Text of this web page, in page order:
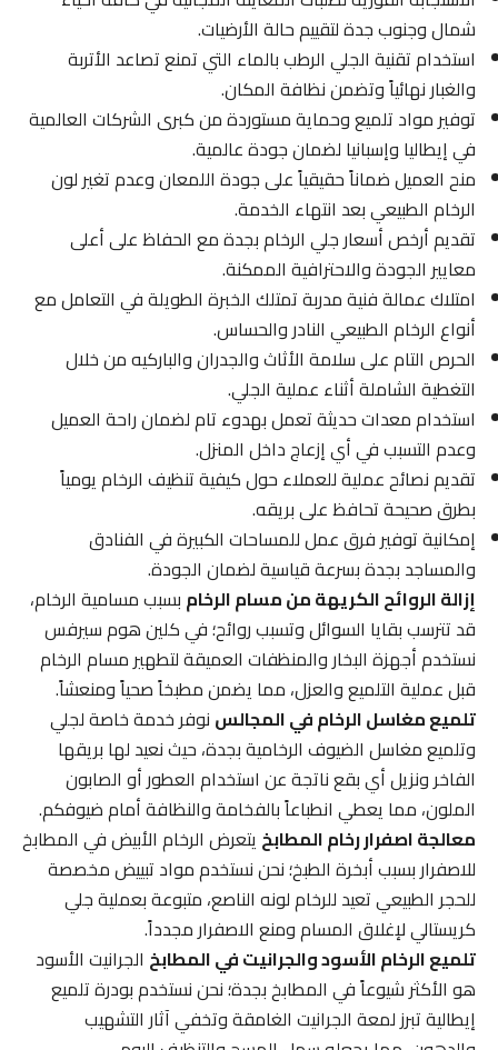
شمال وجنوب جدة لتقييم حالة الأرضيات.
استخدام تقنية الجلي الرطب بالماء التي تمنع تصاعد الأتربة
والغبار نهائياً وتضمن نظافة المكان.
توفير مواد تلميع وحماية مستوردة من كبرى الشركات العالمية
في إيطاليا وإسبانيا لضمان جودة عالمية.
منح العميل ضماناً حقيقياً على جودة اللمعان وعدم تغير لون
الرخام الطبيعي بعد انتهاء الخدمة.
تقديم أرخص أسعار جلي الرخام بجدة مع الحفاظ على أعلى
معايير الجودة والاحترافية الممكنة.
امتلاك عمالة فنية مدربة تمتلك الخبرة الطويلة في التعامل مع
أنواع الرخام الطبيعي النادر والحساس.
الحرص التام على سلامة الأثاث والجدران والباركيه من خلال
التغطية الشاملة أثناء عملية الجلي.
استخدام معدات حديثة تعمل بهدوء تام لضمان راحة العميل
وعدم التسبب في أي إزعاج داخل المنزل.
تقديم نصائح عملية للعملاء حول كيفية تنظيف الرخام يومياً
بطرق صحيحة تحافظ على بريقه.
إمكانية توفير فرق عمل للمساحات الكبيرة في الفنادق
والمساجد بجدة بسرعة قياسية لضمان الجودة.
إزالة الروائح الكريهة من مسام الرخامبسبب مسامية الرخام،
قد تترسب بقايا السوائل وتسبب روائح؛ في كلين هوم سيرفس
نستخدم أجهزة البخار والمنظفات العميقة لتطهير مسام الرخام
قبل عملية التلميع والعزل، مما يضمن مطبخاً صحياً ومنعشاً.
تلميع مغاسل الرخام في المجالسنوفر خدمة خاصة لجلي
وتلميع مغاسل الضيوف الرخامية بجدة، حيث نعيد لها بريقها
الفاخر ونزيل أي بقع ناتجة عن استخدام العطور أو الصابون
الملون، مما يعطي انطباعاً بالفخامة والنظافة أمام ضيوفكم.
معالجة اصفرار رخام المطابخيتعرض الرخام الأبيض في المطابخ
للاصفرار بسبب أبخرة الطبخ؛ نحن نستخدم مواد تبييض مخصصة
للحجر الطبيعي تعيد للرخام لونه الناصع، متبوعة بعملية جلي
كريستالي لإغلاق المسام ومنع الاصفرار مجدداً.
تلميع الرخام الأسود والجرانيت في المطابخالجرانيت الأسود
هو الأكثر شيوعاً في المطابخ بجدة؛ نحن نستخدم بودرة تلميع
إيطالية تبرز لمعة الجرانيت الغامقة وتخفي آثار التشهيب